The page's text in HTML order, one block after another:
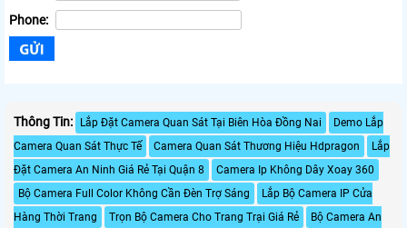
Phone:
Thông Tin: Lắp Đặt Camera Quan Sát Tại Biên Hòa Đồng Nai
Demo Lắp
Camera Quan Sát Thực Tế
Camera Quan Sát Thương Hiệu Hdpragon
Lắp
Đặt Camera An Ninh Giá Rẻ Tại Quận 8
Camera Ip Không Dây Xoay 360
Bộ Camera Full Color Không Cần Đèn Trợ Sáng
Lắp Bộ Camera IP Cửa
Hàng Thời Trang
Trọn Bộ Camera Cho Trang Trại Giá Rẻ
Bộ Camera An